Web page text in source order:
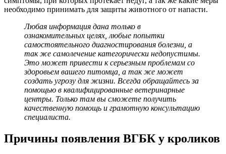
необходимо принимать для защиты животного от напасти.
Любая информация дана только в
ознакомительных целях, любые попытки
самостоятельного диагностирования болезни, а
так же самолечение категорически недопустимы.
Это может привести к серьезным проблемам со
здоровьем вашего питомца, а так же может
создать угрозу для жизни. Всегда обращайтесь за
помощью в квалифицированные ветеринарные
центры. Только там вы сможете получить
качественную помощь и грамотную консультацию
специалиста.
Причины появления ВГБК у кроликов